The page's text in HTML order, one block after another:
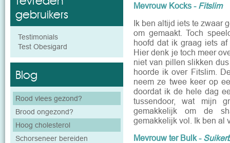
gebruikers
Testimonials
Test Obesigard
Blog
Rood vlees gezond?
Brood ongezond?
Hoog cholesterol
Schorseneer bereiden
Mevrouw Kocks - Fitslim
Ik ben altijd iets te zwaar
om gemaakt. Toch
hoofd dat ik graag iets
Hier denk je toch meer
niet van pillen slikken
hoorde ik over Fitslim.
neem ze twee keer op
doordat ik de hele dag
tussendoor, wat mijn
gemakkelijk om de
gemakkelijk vol. Ik ben al
Mevrouw ter Bulk -